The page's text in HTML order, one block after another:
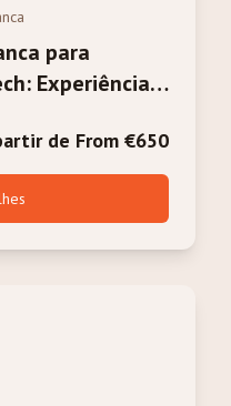
para
Experiência
de From €650